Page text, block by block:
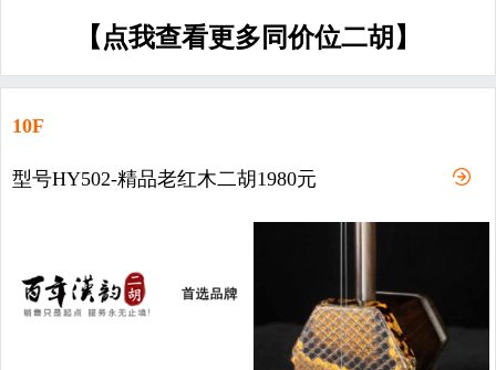
【点我查看更多同价位二胡】
10F
型号HY502-精品老红木二胡1980元